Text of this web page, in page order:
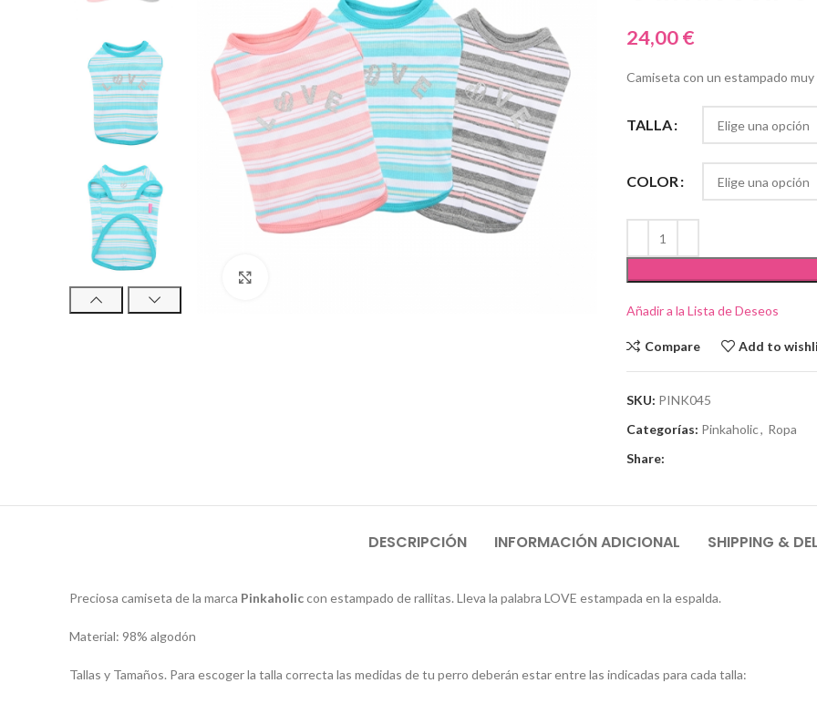
24,00€
Camiseta con un estampado
TALLA
COLOR
Añadir a la Lista de Deseos
Compare Add to
SKU: PINK045
Categorías: Pinkaholic, Ropa
Share:
DESCRIPCIÓN INFORMACIÓN ADICIONAL SHIPPING &
Preciosa camiseta de la marca Pinkaholiccon estampado de rallitas. Lleva la palabra LOVE estampada en la espalda.
Material: 98% algodón
Tallas y Tamaños. Para escoger la talla correcta las medidas de tu perro deberán estar entre las indicadas para cada talla: